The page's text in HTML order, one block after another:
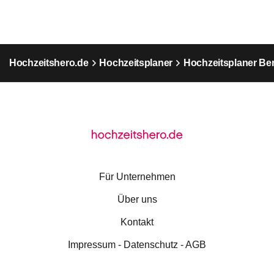
Hochzeitshero.de Hochzeitsplaner Hochzeitsplaner
Für Unternehmen
Über uns
Kontakt
Impressum - Datenschutz - AGB